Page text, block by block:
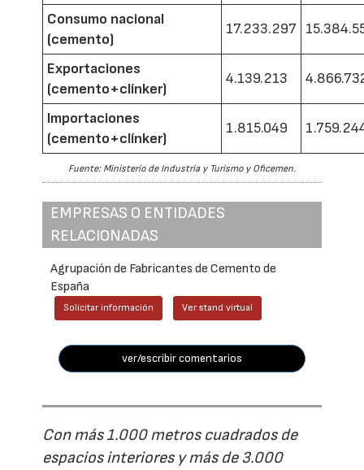
Consumo nacional
(cemento)
17.233.297
Exportaciones
(cemento+clínker)
4.139.213
Importaciones
(cemento+clínker)
1.815.049
Fuente: Ministerio de Industria y Turismo y Oficemen.
EMPRESAS O ENTIDADES
RELACIONADAS
Agrupación de Fabricantes de Cemento de
España
Solicitar información Ver stand virtual
ver/escribir comentarios
Con más 1.000 metros cuadrados de
espacios interiores y más de 3.000